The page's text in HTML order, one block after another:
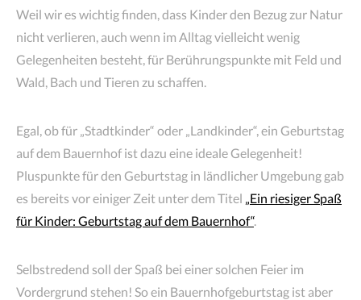
Weil wir es wichtig finden, dass Kinder den Bezug zur Natur
nicht verlieren, auch wenn im Alltag vielleicht wenig
Gelegenheiten besteht, für Berührungspunkte mit Feld und
Wald, Bach und Tieren zu schaffen.
Egal, ob für „Stadtkinder“ oder „Landkinder“, ein Geburtstag
auf dem Bauernhof ist dazu eine ideale Gelegenheit!
Pluspunkte für den Geburtstag in ländlicher Umgebung gab
es bereits vor einiger Zeit unter dem Titel „Ein riesiger Spaß
für Kinder: Geburtstag auf dem Bauernhof“.
Selbstredend soll der Spaß bei einer solchen Feier im
Vordergrund stehen! So ein Bauernhofgeburtstag ist aber